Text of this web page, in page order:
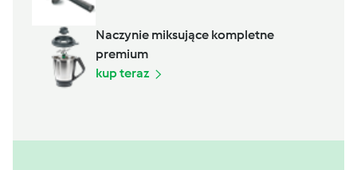
Naczynie miksujące kompletne
premium
kup teraz